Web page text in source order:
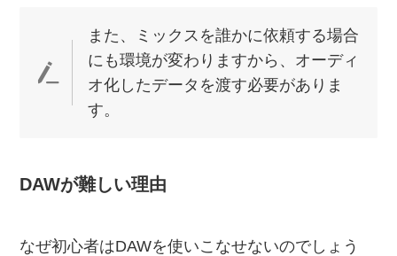
また、ミックスを誰かに依頼する場合
にも環境が変わりますから、オーディ
オ化したデータを渡す必要がありま
す。
DAWが難しい理由
なぜ初心者はDAWを使いこなせないのでしょう